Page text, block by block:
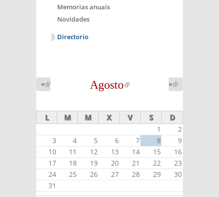
Memorias anuais
Novidades
Directorio
Agosto
(link is
«
external)
»
external)
L M M X V S D
1
2
3
4 5 6 7 8
9
10
11 12 13 14 15
16
17
18 19 20 21 22
23
24
25 26 27 28 29
30
31